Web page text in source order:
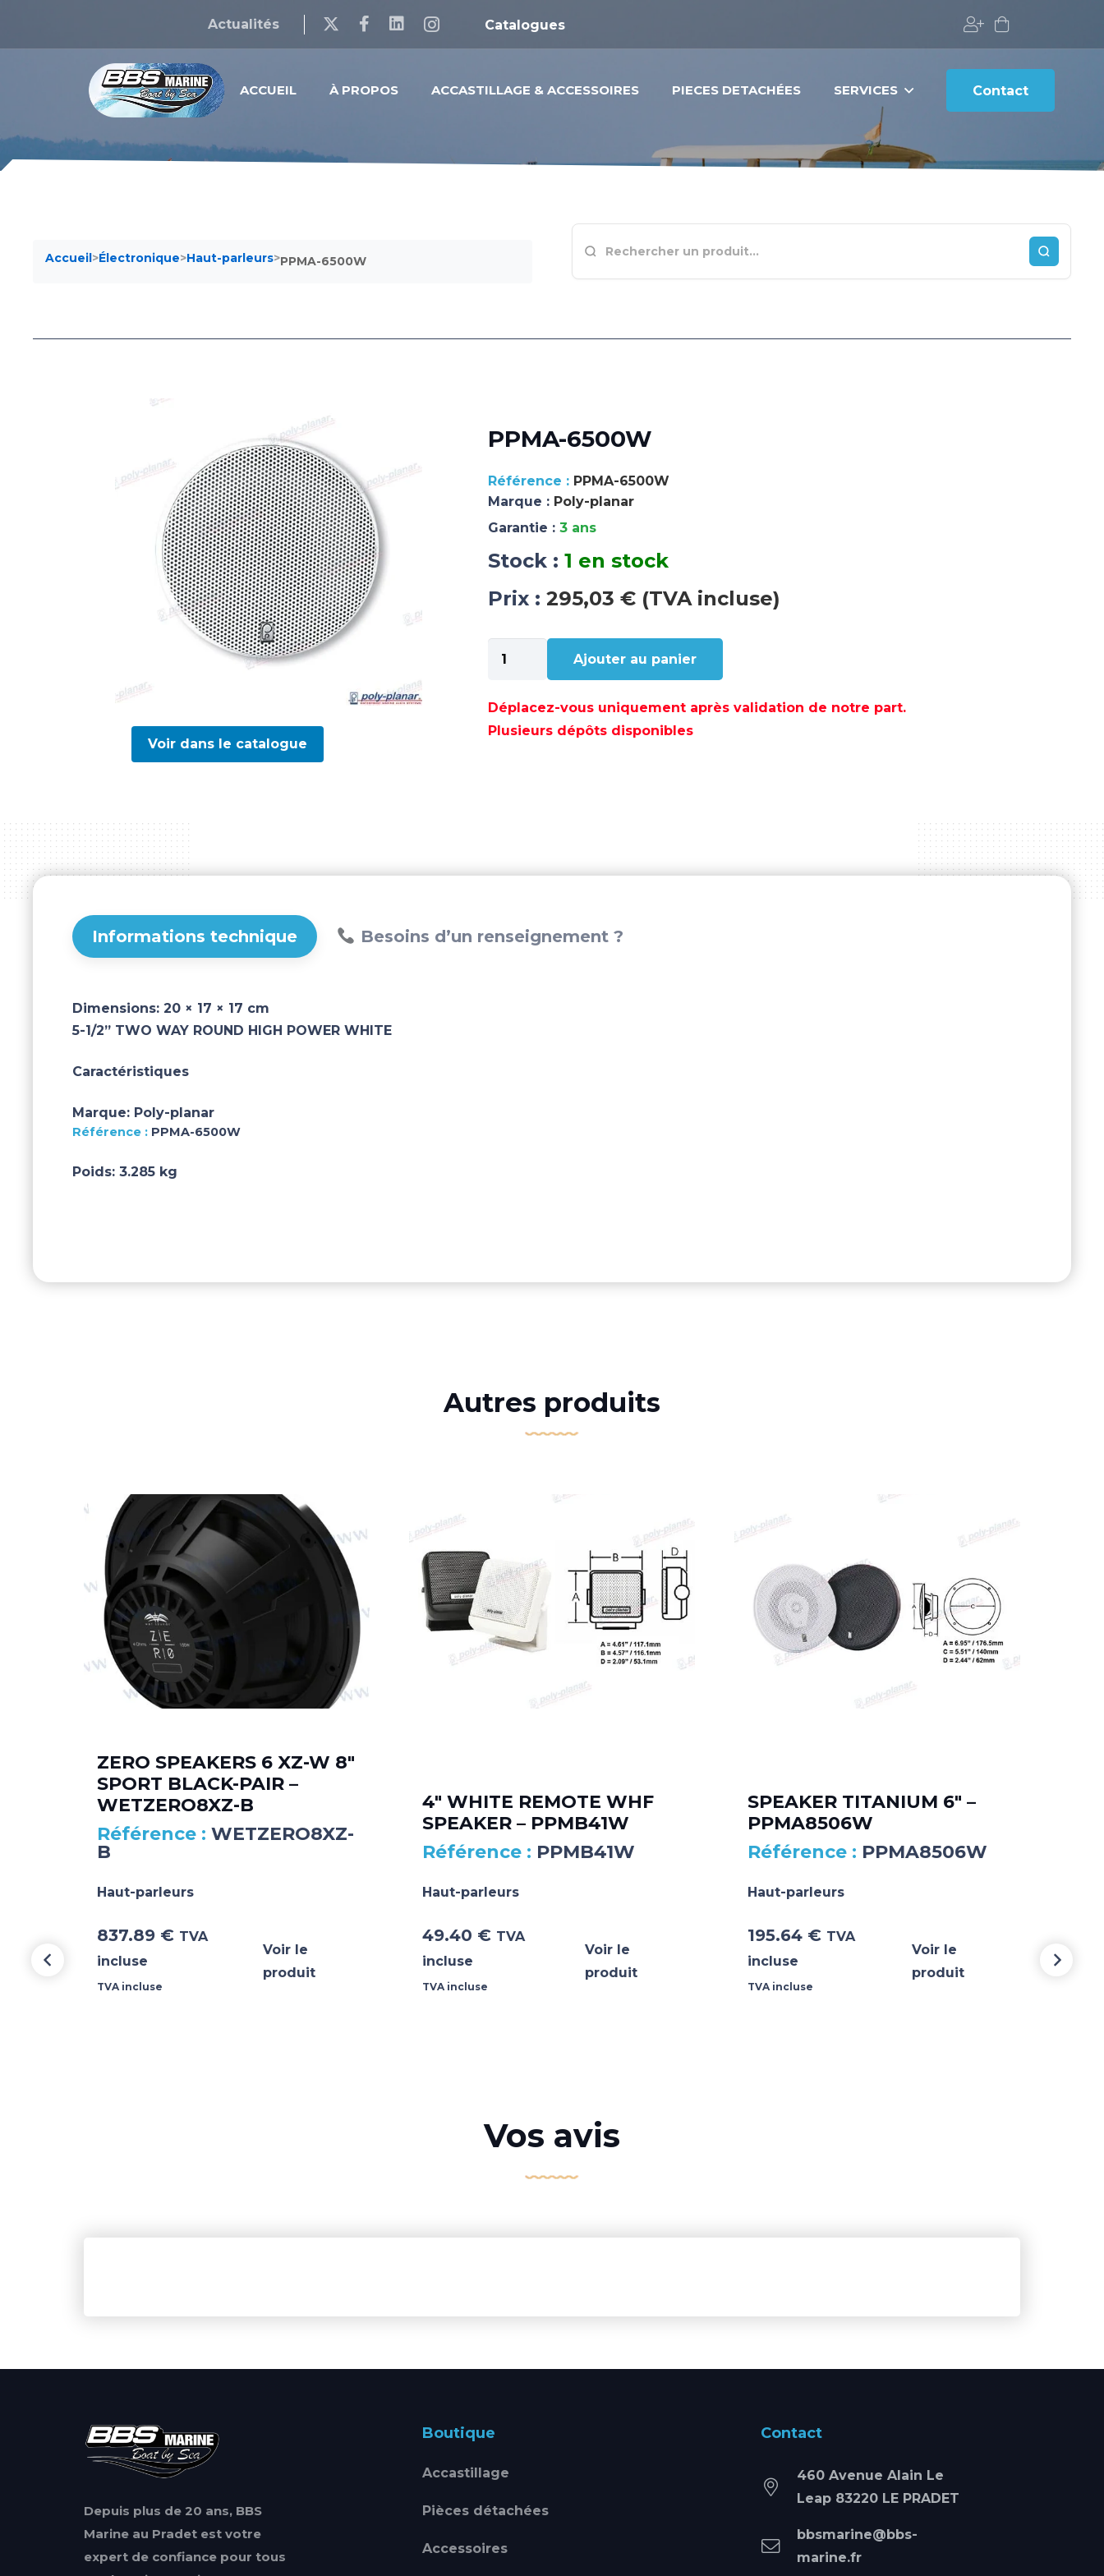
Actualités Catalogues
ACCUEIL À PROPOS ACCASTILLAGE & ACCESSOIRES PIECES DETACHÉES SERVICES Contact
Accueil>Électronique>Haut-parleurs>PPMA-6500W
Voir dans le catalogue
PPMA-6500W
PPMA-6500W
Marque : Poly-planar
Garantie : 3 ans
Stock : 1 en stock
Prix : 295,03 € (TVA incluse)
de
6500W
Ajouter au panier
Déplacez-vous uniquement après validation de notre part.
Plusieurs dépôts disponibles
Informations technique Besoins d’un renseignement ?
Dimensions: 20 × 17 × 17 cm
5-1/2” TWO WAY ROUND HIGH POWER WHITE
Caractéristiques
Marque: Poly-planar
PPMA-6500W
Poids: 3.285 kg
Autres produits
ZERO SPEAKERS 6 XZ-W 8″
SPORT BLACK-PAIR –
WETZERO8XZ-B
WETZERO8XZ-
B
Haut-parleurs
837.89 € TVA
incluse
TVA incluse
Voir le
produit
4″ WHITE REMOTE WHF
SPEAKER – PPMB41W
PPMB41W
Haut-parleurs
49.40 € TVA
incluse
TVA incluse
Voir le
produit
SPEAKER TITANIUM 6″ –
PPMA8506W
PPMA8506W
Haut-parleurs
195.64 € TVA
incluse
TVA incluse
Voir le
produit
Vos avis
Depuis plus de 20 ans, BBS
Marine au Pradet est votre
expert de confiance pour tous
Boutique
Accastillage
Pièces détachées
Accessoires
Contact
460 Avenue Alain Le
Leap 83220 LE PRADET
bbsmarine@bbs-
marine.fr